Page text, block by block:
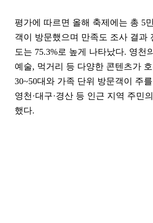
평가에 따르면 올해 축제에는 총 5
객이 방문했으며 만족도 조사 결과
도는 75.3%로 높게 나타났다. 영천
예술, 먹거리 등 다양한 콘텐츠가
30~50대와 가족 단위 방문객이 주
영천·대구·경산 등 인근 지역 주민
했다.